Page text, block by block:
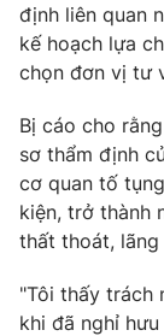
VTV Money
Thị trường
VTV4
VTV9
định liên quan
kế hoạch lựa
chọn đơn vị tư
Bị cáo cho
sơ thẩm định
cơ quan tố
kiện, trở thành
thất thoát, lãng
"Tôi thấy trách
khi đã nghỉ